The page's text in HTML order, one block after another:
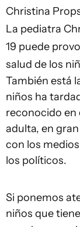
Christina
La pediatra
19 puede
salud de los
También está
niños ha
reconocido en
adulta, en
con los
los políticos.
Si ponemos
niños que